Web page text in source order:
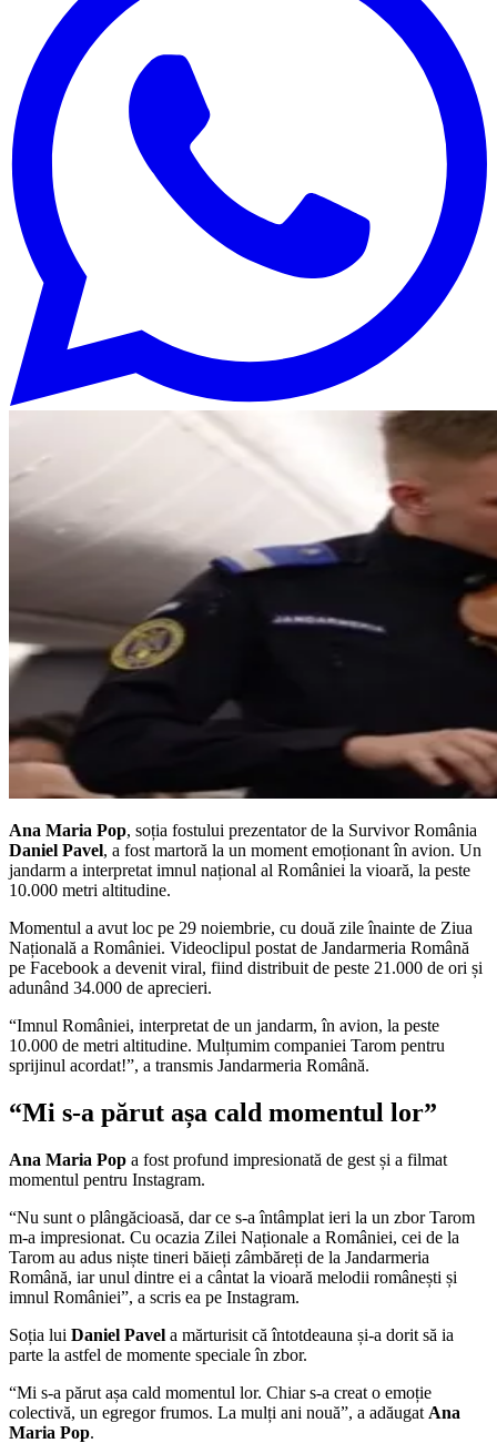
Ana Maria Pop, soția fostului prezentator de la Survivor România
Daniel Pavel, a fost martoră la un moment emoționant în avion. Un
jandarm a interpretat imnul național al României la vioară, la peste
10.000 metri altitudine.
Momentul a avut loc pe 29 noiembrie, cu două zile înainte de Ziua
Națională a României. Videoclipul postat de Jandarmeria Română
pe Facebook a devenit viral, fiind distribuit de peste 21.000 de ori și
adunând 34.000 de aprecieri.
“Imnul României, interpretat de un jandarm, în avion, la peste
10.000 de metri altitudine. Mulțumim companiei Tarom pentru
sprijinul acordat!”, a transmis Jandarmeria Română.
“Mi s-a părut așa cald momentul lor”
Ana Maria Pop a fost profund impresionată de gest și a filmat
momentul pentru Instagram.
“Nu sunt o plângăcioasă, dar ce s-a întâmplat ieri la un zbor Tarom
m-a impresionat. Cu ocazia Zilei Naționale a României, cei de la
Tarom au adus niște tineri băieți zâmbăreți de la Jandarmeria
Română, iar unul dintre ei a cântat la vioară melodii românești și
imnul României”, a scris ea pe Instagram.
Soția lui Daniel Pavel a mărturisit că întotdeauna și-a dorit să ia
parte la astfel de momente speciale în zbor.
“Mi s-a părut așa cald momentul lor. Chiar s-a creat o emoție
colectivă, un egregor frumos. La mulți ani nouă”, a adăugat Ana
Maria Pop.